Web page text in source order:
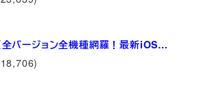
全バージョン全機種網羅！最新iOS…